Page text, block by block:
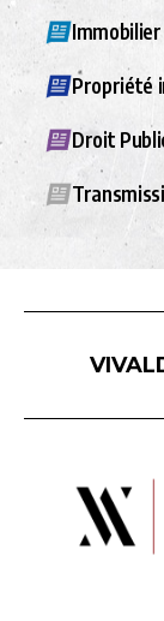
Immobilier
Propriété
Droit